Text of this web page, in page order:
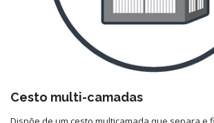
Cesto multi-camadas